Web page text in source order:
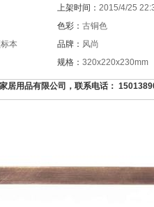
上架时间： 2015/4/25
色彩： 古铜色
本 品牌： 风尚
规格： 320x220x230mm
居用品有限公司，联系电话：